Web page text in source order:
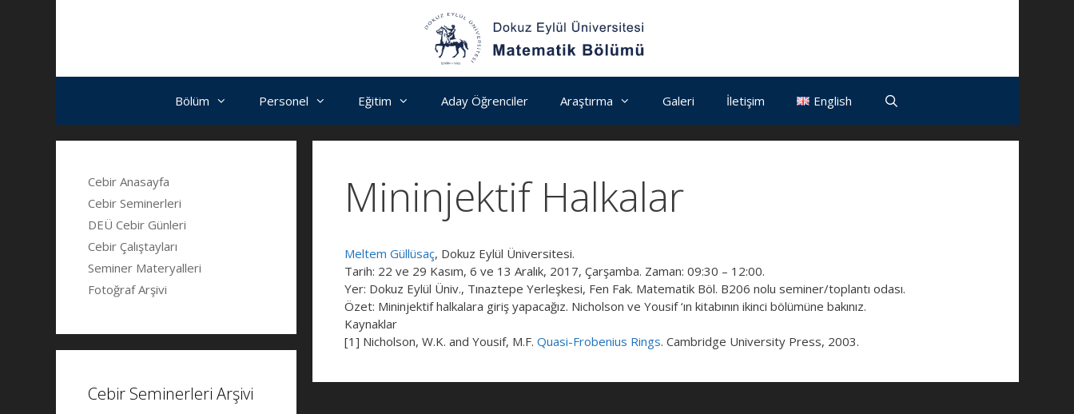
Bölüm Personel Eğitim Aday Öğrenciler Araştırma Galeri İletişim English
Mininjektif Halkalar
Meltem Güllüsaç, Dokuz Eylül Üniversitesi.
Tarih: 22 ve 29 Kasım, 6 ve 13 Aralık, 2017, Çarşamba. Zaman: 09:30 – 12:00.
Yer: Dokuz Eylül Üniv., Tınaztepe Yerleşkesi, Fen Fak. Matematik Böl. B206 nolu seminer/toplantı odası.
Özet: Mininjektif halkalara giriş yapacağız. Nicholson ve Yousif ‘ın kitabının ikinci bölümüne bakınız.
Kaynaklar
[1] Nicholson, W.K. and Yousif, M.F. Quasi-Frobenius Rings. Cambridge University Press, 2003.
Cebir Anasayfa
Cebir Seminerleri
DEÜ Cebir Günleri
Cebir Çalıştayları
Seminer Materyalleri
Fotoğraf Arşivi
Cebir Seminerleri Arşivi